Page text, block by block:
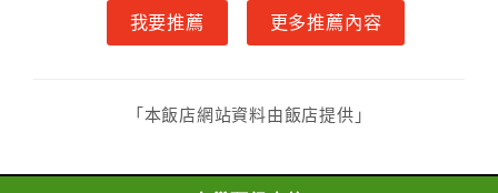
我要推薦 更多推薦內容
「本飯店網站資料由飯店提供」